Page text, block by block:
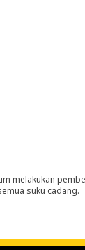
melakukan
suku cadang.